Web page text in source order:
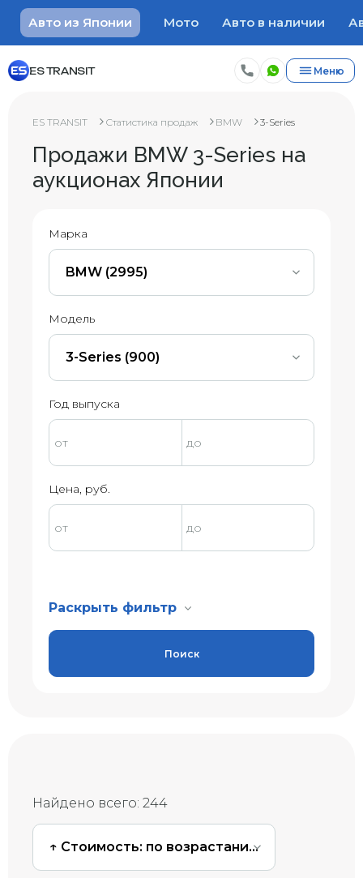
Авто из Японии Мото Авто в наличии
ES TRANSIT Меню
ES TRANSIT Статистика продаж BMW 3-Series
Продажи BMW 3-Series на
аукционах Японии
Марка
BMW (2995)
Модель
3-Series (900)
Год выпуска
Цена, руб.
Раскрыть фильтр
Поиск
Найдено всего: 244
↑ Стоимость: по возрастанию